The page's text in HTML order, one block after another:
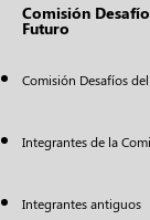
Comisión
Futuro
Comisión Desafíos
Integrantes de la
Integrantes antiguos